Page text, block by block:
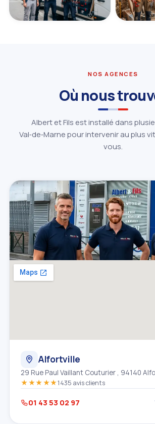
NOS AGENCES
Où nous
Albert et Fils est installé dans
Val‑de‑Marne pour intervenir au plus
vous.
Alfortville
29 Rue Paul Vaillant Couturier , 94140
★★★★★1435 avis clients
01 43 53 02 97